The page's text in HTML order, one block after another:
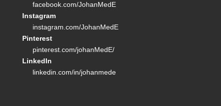
facebook.com/JohanMedE
Instagram
instagram.com/JohanMedE
Pinterest
pinterest.com/johanMedE/
LinkedIn
linkedin.com/in/johanmede